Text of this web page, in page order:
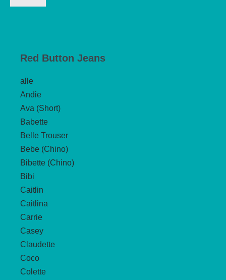
auf.
auf
der
Produktseite
gewählt
werden
Red Button Jeans
alle
Andie
Ava (Short)
Babette
Belle Trouser
Bebe (Chino)
Bibette (Chino)
Bibi
Caitlin
Caitlina
Carrie
Casey
Claudette
Coco
Colette